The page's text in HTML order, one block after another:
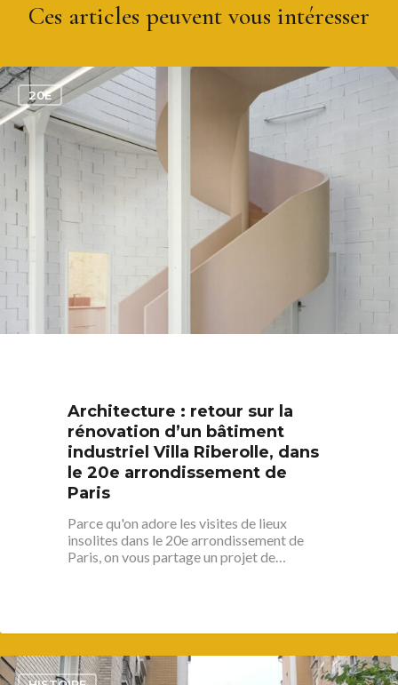
Ces articles peuvent vous intéresser
20E
Architecture : retour sur la
rénovation d’un bâtiment
industriel Villa Riberolle, dans
le 20e arrondissement de
Paris
Parce qu'on adore les visites de lieux
insolites dans le 20e arrondissement de
Paris, on vous partage un projet de…
0
3
Commerces
Se régaler
Bars et cafés
Se bouger